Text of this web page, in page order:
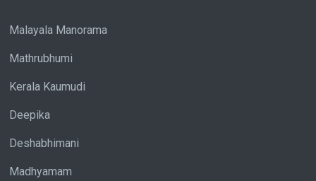
Malayala Manorama
Mathrubhumi
Kerala Kaumudi
Deepika
Deshabhimani
Madhyamam